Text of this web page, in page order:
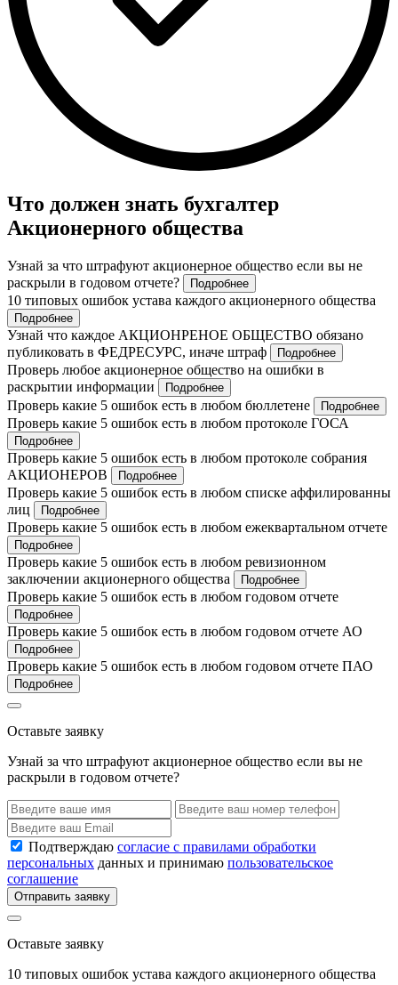
Что должен знать бухгалтер
Акционерного общества
Узнай за что штрафуют акционерное общество если вы не
раскрыли в годовом отчете?
Подробнее
10 типовых ошибок устава каждого акционерного общества
Подробнее
Узнай что каждое АКЦИОНРЕНОЕ ОБЩЕСТВО обязано
публиковать в ФЕДРЕСУРС, иначе штраф
Подробнее
Проверь любое акционерное общество на ошибки в
раскрытии информации
Подробнее
Проверь какие 5 ошибок есть в любом бюллетене Подробнее
Проверь какие 5 ошибок есть в любом протоколе ГОСА
Подробнее
Проверь какие 5 ошибок есть в любом протоколе собрания
АКЦИОНЕРОВ
Подробнее
Проверь какие 5 ошибок есть в любом списке аффилированны
лиц
Подробнее
Проверь какие 5 ошибок есть в любом ежеквартальном отчете
Подробнее
Проверь какие 5 ошибок есть в любом ревизионном
заключении акционерного общества
Подробнее
Проверь какие 5 ошибок есть в любом годовом отчете
Подробнее
Проверь какие 5 ошибок есть в любом годовом отчете АО
Подробнее
Проверь какие 5 ошибок есть в любом годовом отчете ПАО
Подробнее
Оставьте заявку
Узнай за что штрафуют акционерное общество если вы не
раскрыли в годовом отчете?
Подтверждаю согласие с правилами обработки
персональных данных и принимаю пользовательское
соглашение
Отправить заявку
Оставьте заявку
10 типовых ошибок устава каждого акционерного общества